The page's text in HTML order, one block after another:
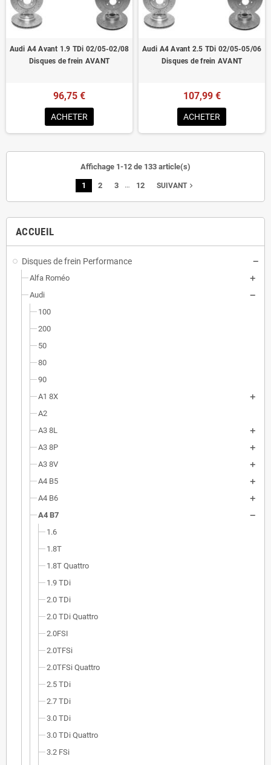
ACCUEIL
Disques de frein Performance
Alfa Roméo
Audi
100
200
50
80
90
A1 8X
A2
A3 8L
A3 8P
A3 8V
A4 B5
A4 B6
A4 B7
1.6
1.8T
1.8T Quattro
1.9 TDi
2.0 TDi
2.0 TDi Quattro
2.0FSI
2.0TFSi
2.0TFSi Quattro
2.5 TDi
2.7 TDi
3.0 TDi
3.0 TDi Quattro
3.2 FSi
Audi A4 Avant 1.9 TDi 02/05-02/08
Disques de frein AVANT
96,75 €
ACHETER
Audi A4 Avant 2.5 TDi 02/05-05/06
Disques de frein AVANT
107,99 €
ACHETER
Affichage 1-12 de 133 article(s)
1 2 3 … 12 SUIVANTnavigate_next